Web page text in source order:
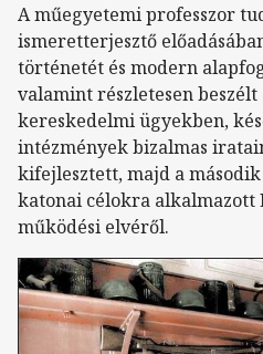
A műegyetemi professzor
ismeretterjesztő
történetét és modern
valamint részletesen
kereskedelmi ügyekben,
intézmények bizalmas
kifejlesztett, majd a
katonai célokra alkalmazott
működési elvéről.